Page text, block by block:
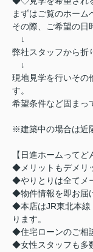
まずはご覧のホーム
その際、ご希望の日
↓
弊社スタッフから折
↓
現地見学を行いその
す。
希望条件など固まっ
※建築中の場合は近
【日進ホームってど
◆メリットもデメリ
◆やりとりは全てメ
◆物件情報を即お届
◆本店はJR東北本
ります。
◆住宅ローンのご相
◆女性スタッフも多